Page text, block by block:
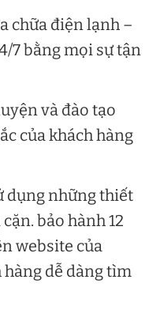
chữa điện lạnh –
7 bằng mọi sự tận
và đào tạo
của khách hàng
dụng những thiết
bảo hành 12
website của
dễ dàng tìm